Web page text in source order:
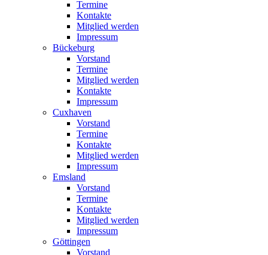
Termine
Kontakte
Mitglied werden
Impressum
Bückeburg
Vorstand
Termine
Mitglied werden
Kontakte
Impressum
Cuxhaven
Vorstand
Termine
Kontakte
Mitglied werden
Impressum
Emsland
Vorstand
Termine
Kontakte
Mitglied werden
Impressum
Göttingen
Vorstand